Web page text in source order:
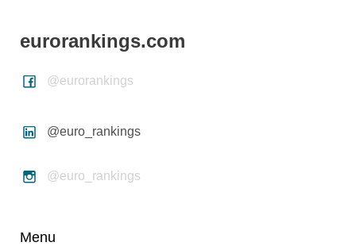
eurorankings.com
@eurorankings
@euro_rankings
@euro_rankings
Menu